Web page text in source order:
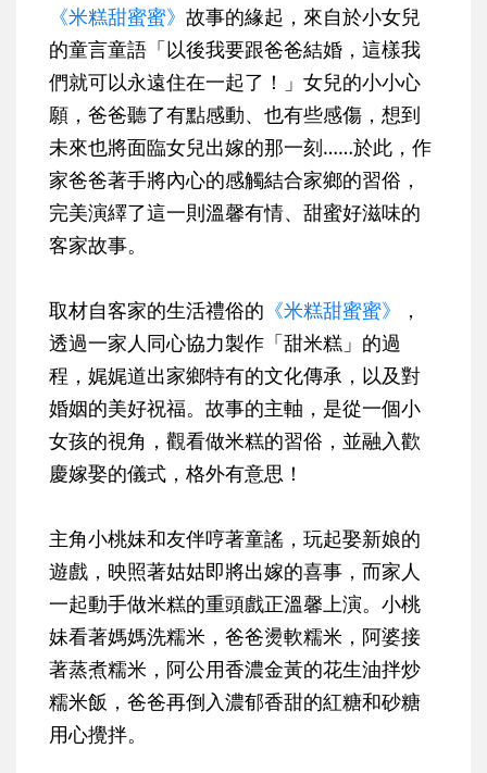
《米糕甜蜜蜜》 故事的緣起，來自於小女兒
的童言童語「以後我要跟爸爸結婚，這樣我
們就可以永遠住在一起了！」女兒的小小心
願，爸爸聽了有點感動、也有些感傷，想到
未來也將面臨女兒出嫁的那一刻……於此，作
家爸爸著手將內心的感觸結合家鄉的習俗，
完美演繹了這一則溫馨有情、甜蜜好滋味的
客家故事。
取材自客家的生活禮俗的 《米糕甜蜜蜜》
，
透過一家人同心協力製作「甜米糕」的過
程，娓娓道出家鄉特有的文化傳承，以及對
婚姻的美好祝福。故事的主軸，是從一個小
女孩的視角，觀看做米糕的習俗，並融入歡
慶嫁娶的儀式，格外有意思！
主角小桃妹和友伴哼著童謠，玩起娶新娘的
遊戲，映照著姑姑即將出嫁的喜事，而家人
一起動手做米糕的重頭戲正溫馨上演。小桃
妹看著媽媽洗糯米，爸爸燙軟糯米，阿婆接
著蒸煮糯米，阿公用香濃金黃的花生油拌炒
糯米飯，爸爸再倒入濃郁香甜的紅糖和砂糖
用心攪拌。